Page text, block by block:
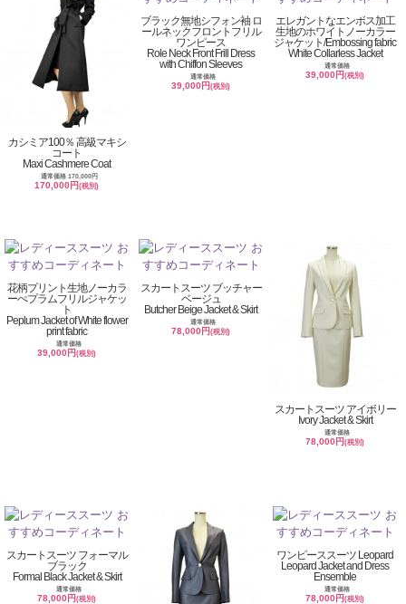
カシミア100％ 高級マキシ
コート
Maxi Cashmere Coat
通常価格 170,000円
170,000円(税別)
ブラック無地シフォン袖 ロ
ールネックフロントフリル
ワンピース
Role Neck Front Frill Dress
with Chiffon Sleeves
通常価格
39,000円(税別)
エレガントなエンボス加工
生地のホワイトノーカラー
ジャケット/Embossing fabric
White Collarless Jacket
通常価格
39,000円(税別)
花柄プリント生地ノーカラ
ーぺプラムフリルジャケッ
ト
Peplum Jacket of White flower
print fabric
通常価格
39,000円(税別)
スカートスーツ ブッチャー
ベージュ
Butcher Beige Jacket & Skirt
通常価格
78,000円(税別)
スカートスーツ アイボリー
Ivory Jacket & Skirt
通常価格
78,000円(税別)
スカートスーツ フォーマル
ブラック
Formal Black Jacket & Skirt
通常価格
78,000円(税別)
ワンピーススーツ Leopard
Leopard Jacket and Dress
Ensemble
通常価格
78,000円(税別)